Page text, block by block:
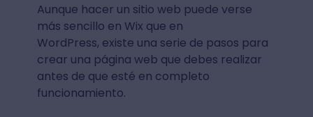
Aunque hacer un sitio web puede verse
más sencillo en Wix que en
WordPress, existe una serie de pasos para
crear una página web que debes realizar
antes de que esté en completo
funcionamiento.